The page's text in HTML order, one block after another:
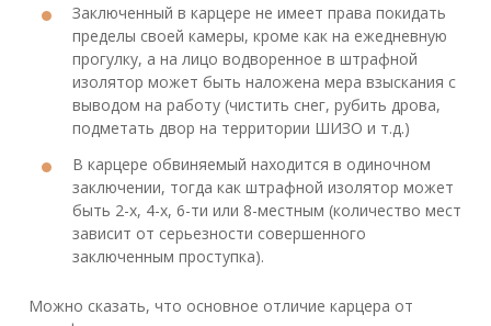
Заключенный в карцере не имеет права покидать
пределы своей камеры, кроме как на ежедневную
прогулку, а на лицо водворенное в штрафной
изолятор может быть наложена мера взыскания с
выводом на работу (чистить снег, рубить дрова,
подметать двор на территории ШИЗО и т.д.)
В карцере обвиняемый находится в одиночном
заключении, тогда как штрафной изолятор может
быть 2-х, 4-х, 6-ти или 8-местным (количество мест
зависит от серьезности совершенного
заключенным проступка).
Можно сказать, что основное отличие карцера от